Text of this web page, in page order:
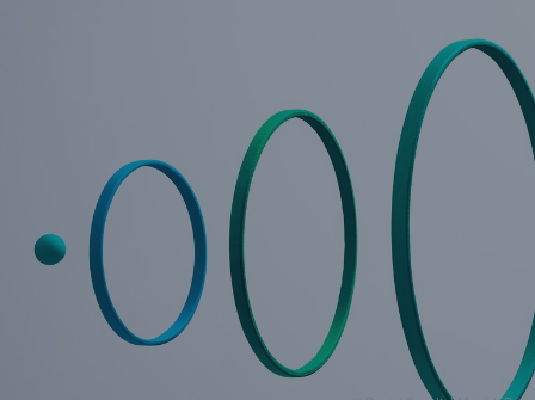
Unsere Lösungen für Versicherer